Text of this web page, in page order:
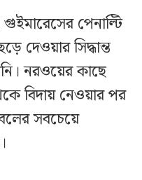
পেনাল্টি
দেওয়ার সিদ্ধান্ত
নরওয়ের কাছে
বিদায় নেওয়ার পর
সবচেয়ে